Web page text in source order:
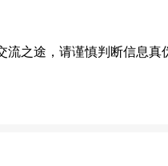
流之途，请谨慎判断信息